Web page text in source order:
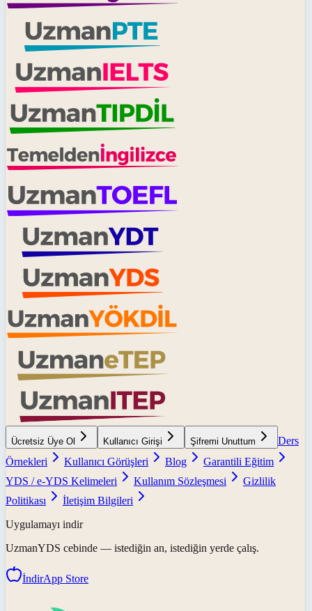
Ücretsiz Üye Ol Kullanıcı Girişi Şifremi Unuttum
Ders
Örnekleri
Kullanıcı Görüşleri Blog
Garantili Eğitim
YDS / e-YDS Kelimeleri
Kullanım Sözleşmesi
Gizlilik
Politikası
İletişim Bilgileri
Uygulamayı indir
UzmanYDS cebinde — istediğin an, istediğin yerde çalış.
İndirApp Store